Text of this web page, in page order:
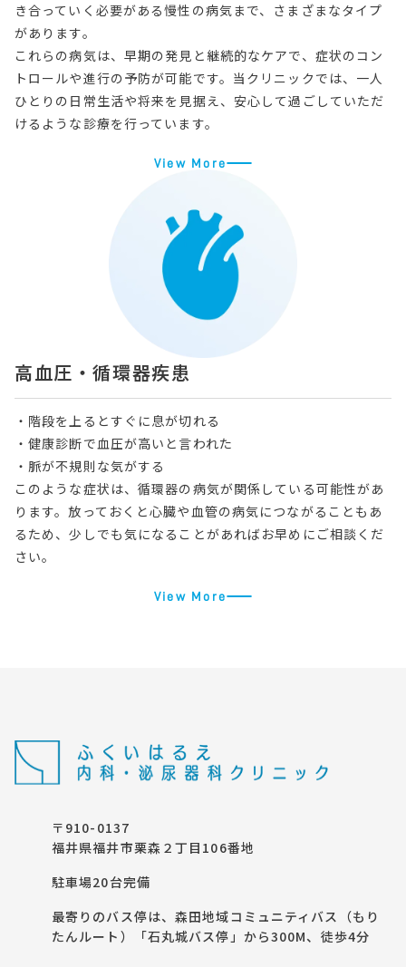
き合っていく必要がある慢性の病気まで、さまざまなタイプ
があります。
これらの病気は、早期の発見と継続的なケアで、症状のコン
トロールや進行の予防が可能です。当クリニックでは、一人
ひとりの日常生活や将来を見据え、安心して過ごしていただ
けるような診療を行っています。
View More
高血圧・循環器疾患
・階段を上るとすぐに息が切れる
・健康診断で血圧が高いと言われた
・脈が不規則な気がする
このような症状は、循環器の病気が関係している可能性があ
ります。放っておくと心臓や血管の病気につながることもあ
るため、少しでも気になることがあればお早めにご相談くだ
さい。
View More
〒910-0137
福井県福井市栗森２丁目106番地
駐車場20台完備
最寄りのバス停は、森田地域コミュニティバス（もり
たんルート）「石丸城バス停」から300M、徒歩4分